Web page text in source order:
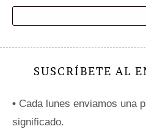
SUSCRÍBETE AL
• Cada lunes enviamos una
significado.